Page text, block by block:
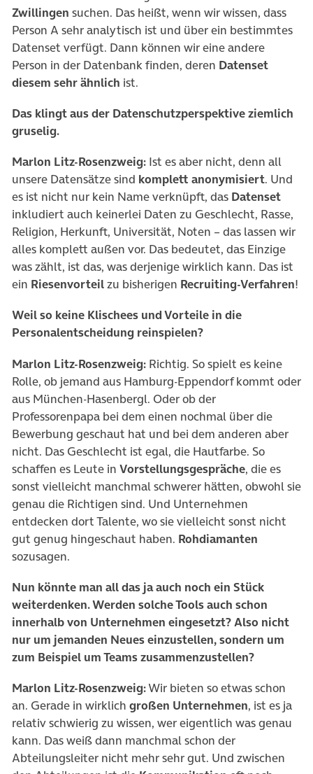
Zwillingen suchen. Das heißt, wenn wir wissen, dass
Person A sehr analytisch ist und über ein bestimmtes
Datenset verfügt. Dann können wir eine andere
Person in der Datenbank finden, deren Datenset
diesem sehr ähnlich ist.
Das klingt aus der Datenschutzperspektive ziemlich
gruselig.
Marlon Litz-Rosenzweig: Ist es aber nicht, denn all
unsere Datensätze sind komplett anonymisiert. Und
es ist nicht nur kein Name verknüpft, das Datenset
inkludiert auch keinerlei Daten zu Geschlecht, Rasse,
Religion, Herkunft, Universität, Noten – das lassen wir
alles komplett außen vor. Das bedeutet, das Einzige
was zählt, ist das, was derjenige wirklich kann. Das ist
ein Riesenvorteilzu bisherigen Recruiting-Verfahren!
Weil so keine Klischees und Vorteile in die
Personalentscheidung reinspielen?
Marlon Litz-Rosenzweig: Richtig. So spielt es keine
Rolle, ob jemand aus Hamburg-Eppendorf kommt oder
aus München-Hasenbergl. Oder ob der
Professorenpapa bei dem einen nochmal über die
Bewerbung geschaut hat und bei dem anderen aber
nicht. Das Geschlecht ist egal, die Hautfarbe. So
schaffen es Leute in Vorstellungsgespräche, die es
sonst vielleicht manchmal schwerer hätten, obwohl sie
genau die Richtigen sind. Und Unternehmen
entdecken dort Talente, wo sie vielleicht sonst nicht
gut genug hingeschaut haben. Rohdiamanten
sozusagen.
Nun könnte man all das ja auch noch ein Stück
weiterdenken. Werden solche Tools auch schon
innerhalb von Unternehmen eingesetzt? Also nicht
nur um jemanden Neues einzustellen, sondern um
zum Beispiel um Teams zusammenzustellen?
Marlon Litz-Rosenzweig:Wir bieten so etwas schon
an. Gerade in wirklich großen Unternehmen, ist es ja
relativ schwierig zu wissen, wer eigentlich was genau
kann. Das weiß dann manchmal schon der
Abteilungsleiter nicht mehr sehr gut. Und zwischen